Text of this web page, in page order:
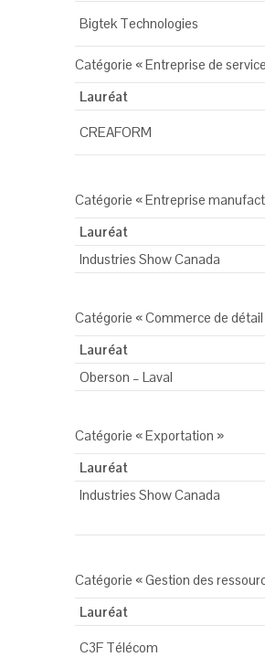
Bigtek Technologies
Catégorie « Entreprise de
Lauréat
CREAFORM
Catégorie « Entreprise
Lauréat
Industries Show Canada
Catégorie « Commerce de
Lauréat
Oberson – Laval
Catégorie « Exportation »
Lauréat
Industries Show Canada
Catégorie « Gestion des
Lauréat
C3F Télécom